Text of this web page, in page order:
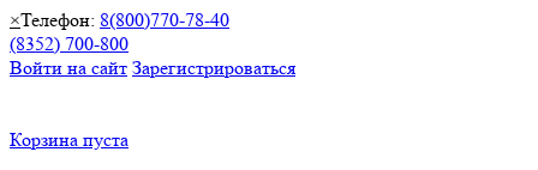
×Телефон: 8(800)770-78-40
(8352) 700-800
Войти на сайт Зарегистрироваться
Корзина пуста